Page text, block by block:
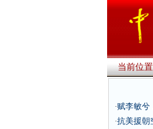
当前位
·赋李敏兮
·抗美援朝